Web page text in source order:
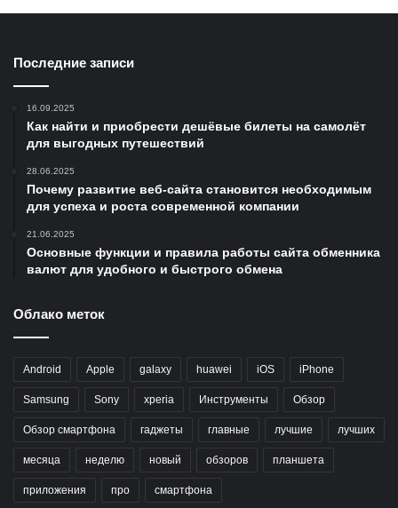
Последние записи
16.09.2025
Как найти и приобрести дешёвые билеты на самолёт
для выгодных путешествий
28.06.2025
Почему развитие веб-сайта становится необходимым
для успеха и роста современной компании
21.06.2025
Основные функции и правила работы сайта обменника
валют для удобного и быстрого обмена
Облако меток
Android Apple galaxy huawei iOS iPhone
Samsung Sony xperia Инструменты Обзор
Обзор смартфона гаджеты главные лучшие лучших
месяца неделю новый обзоров планшета
приложения про смартфона